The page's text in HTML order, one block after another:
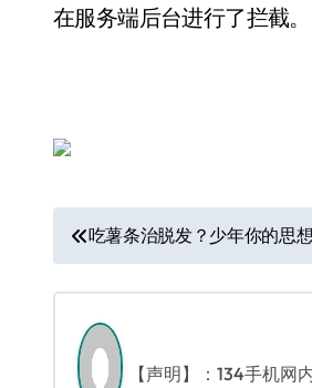
在服务端后台进行了拦截。
文
章
导
航
吃薯条治脱发？少年你的思
【声明】：134手机